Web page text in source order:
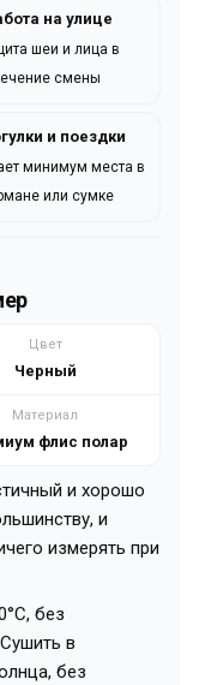
на улице
шеи и лица в
смены
и поездки
минимум места в
или сумке
Цвет
Черный
Материал
флис полар
и хорошо
и
измерять при
без
в
без